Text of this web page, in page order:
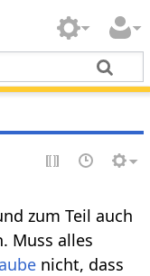
zum Teil auch
Muss alles
nicht, dass